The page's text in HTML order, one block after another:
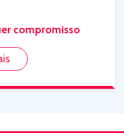
compromisso